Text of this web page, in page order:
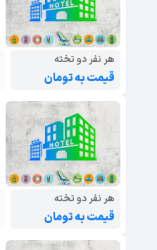
هر نفر دو تخته
قیمت به تومان
هر نفر دو تخته
قیمت به تومان